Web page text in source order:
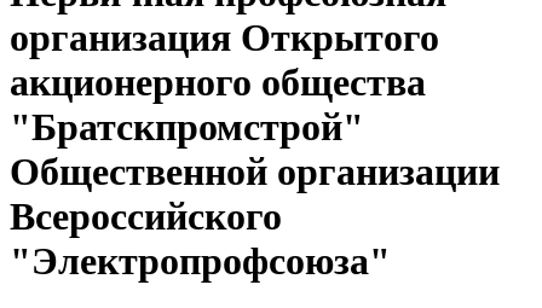
организация Открытого
акционерного общества
"Братскпромстрой"
Общественной организации
Всероссийского
"Электропрофсоюза"